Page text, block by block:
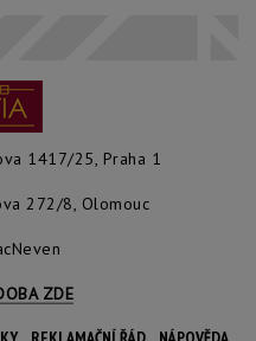
1417/25, Praha 1
272/8, Olomouc
ZDE